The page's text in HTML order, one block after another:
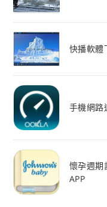
快播軟
手機網
懷孕週期
APP